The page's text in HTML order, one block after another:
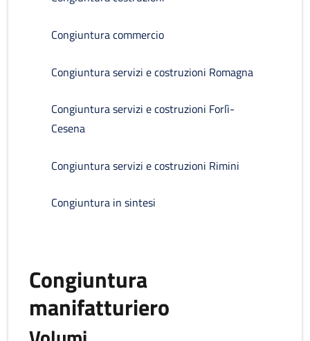
Congiuntura commercio
Congiuntura servizi e costruzioni Romagna
Congiuntura servizi e costruzioni Forlì-
Cesena
Congiuntura servizi e costruzioni Rimini
Congiuntura in sintesi
Congiuntura
manifatturiero